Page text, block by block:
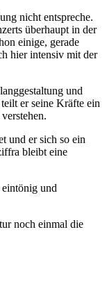
nicht entspreche.
überhaupt in der
einige, gerade
hier intensiv mit der
und
er seine Kräfte ein
und er sich so ein
bleibt eine
und
noch einmal die